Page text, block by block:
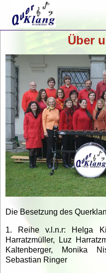
News
Nicaragua-Projekte
Misa de la Solidaridad
Verein Querklang
Kirchenmusik
Über
Die Besetzung des
1. Reihe v.l.n.r: Helga
Harratzmüller, Luz
Kaltenberger, Monika
Sebastian Ringer